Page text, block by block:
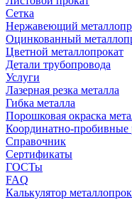
Сетка
Нержавеющий
Оцинкованный
Цветной металлопрокат
Детали трубопровода
Услуги
Лазерная резка металла
Гибка металла
Порошковая окраска
Координатно-пробивные
Справочник
Сертификаты
ГОСТы
FAQ
Калькулятор